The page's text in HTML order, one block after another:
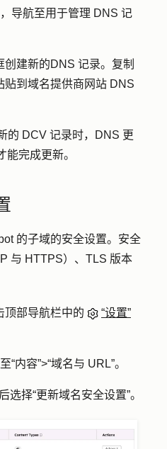
导航至用于管理 DNS 记
创建新的DNS 记录。复制
贴到域名提供商网站 DNS
的 DCV 记录时，DNS 更
能完成更新。
的子域的安全设置。安全
与 HTTPS）、TLS 版本
顶部导航栏中的
“设置”
“内容”>“域名与 URL”。
选择“更新域名安全设置”。